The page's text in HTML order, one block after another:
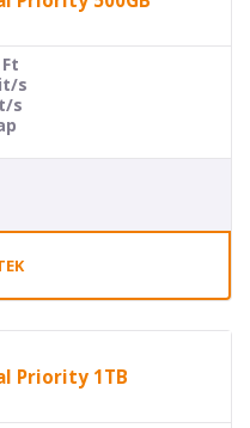
Ft
s
s
Priority 1TB